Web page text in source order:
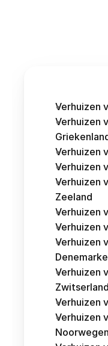
Verhuizen
Verhuizen
Verhuizen
Verhuizen
Verhuizen
Zeeland
Verhuizen
Verhuizen
Verhuizen
Verhuizen
Zwitserland
Verhuizen
Verhuizen
Noorwegen